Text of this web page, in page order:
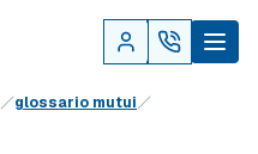
glossario mutui